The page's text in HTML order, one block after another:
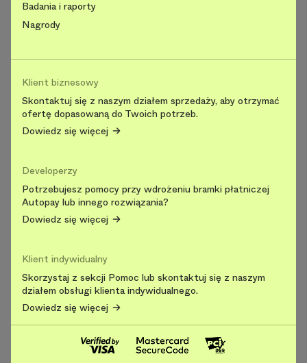
Badania i raporty
Nagrody
Klient biznesowy
Skontaktuj się z naszym działem sprzedaży, aby otrzymać
ofertę dopasowaną do Twoich potrzeb.
Dowiedz się więcej
Developerzy
Potrzebujesz pomocy przy wdrożeniu bramki płatniczej
Autopay lub innego rozwiązania?
Dowiedz się więcej
Klient indywidualny
Skorzystaj z sekcji Pomoc lub skontaktuj się z naszym
działem obsługi klienta indywidualnego.
Dowiedz się więcej